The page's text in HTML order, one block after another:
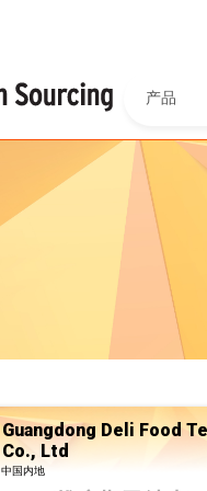
产品
Guangdong Deli Food
Co., Ltd
中国内地